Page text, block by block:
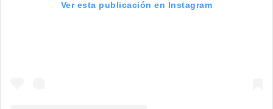
Ver esta publicación en Instagram